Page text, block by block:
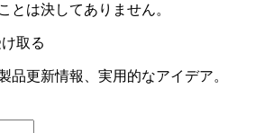
とは決してありません。
取る
品更新情報、実用的なアイデア。